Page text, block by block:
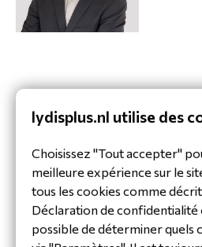
lydisplus.nl utilise des
Choisissez "Tout accepter"
meilleure expérience sur le
tous les cookies comme
Déclaration de confidentialité
possible de déterminer quels